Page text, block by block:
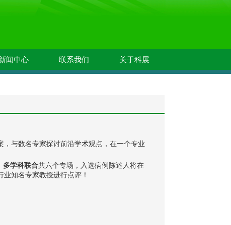
闻中心 联系我们 关于科展
与数名专家探讨前沿学术观点，在一个专业
多学科联合共六个专场，入选病例陈述人将在
知名专家教授进行点评！